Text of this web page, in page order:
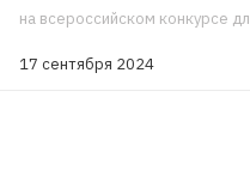
на всероссийском конкурсе
17 сентября 2024